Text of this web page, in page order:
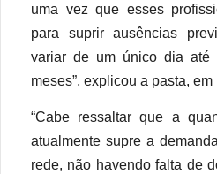
uma vez que esses
para suprir ausências
variar de um único dia até
meses”, explicou a pasta, em
“Cabe ressaltar que a
atualmente supre a
rede, não havendo falta de